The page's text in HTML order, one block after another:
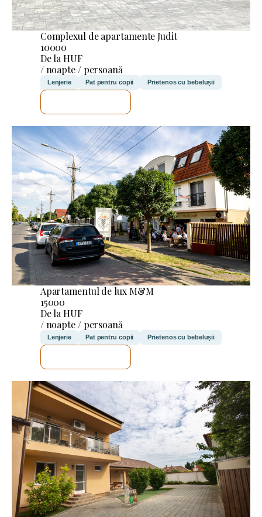
Complexul de apartamente Judit
10000
De la HUF
/ noapte / persoană
Lenjerie Pat pentru copii Prietenos cu bebelușii
Apartamentul de lux M&M
15000
De la HUF
/ noapte / persoană
Lenjerie Pat pentru copii Prietenos cu bebelușii